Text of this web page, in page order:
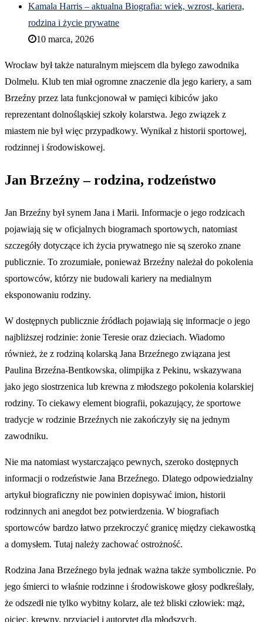
Kamala Harris – aktualna Biografia: wiek, wzrost, kariera,
rodzina i życie prywatne
10 marca, 2026
Wrocław był także naturalnym miejscem dla byłego zawodnika
Dolmelu. Klub ten miał ogromne znaczenie dla jego kariery, a sam
Brzeźny przez lata funkcjonował w pamięci kibiców jako
reprezentant dolnośląskiej szkoły kolarstwa. Jego związek z
miastem nie był więc przypadkowy. Wynikał z historii sportowej,
rodzinnej i środowiskowej.
Jan Brzeźny – rodzina, rodzeństwo
Jan Brzeźny był synem Jana i Marii. Informacje o jego rodzicach
pojawiają się w oficjalnych biogramach sportowych, natomiast
szczegóły dotyczące ich życia prywatnego nie są szeroko znane
publicznie. To zrozumiałe, ponieważ Brzeźny należał do pokolenia
sportowców, którzy nie budowali kariery na medialnym
eksponowaniu rodziny.
W dostępnych publicznie źródłach pojawiają się informacje o jego
najbliższej rodzinie: żonie Teresie oraz dzieciach. Wiadomo
również, że z rodziną kolarską Jana Brzeźnego związana jest
Paulina Brzeźna-Bentkowska, olimpijka z Pekinu, wskazywana
jako jego siostrzenica lub krewna z młodszego pokolenia kolarskiej
rodziny. To ciekawy element biografii, pokazujący, że sportowe
tradycje w rodzinie Brzeźnych nie zakończyły się na jednym
zawodniku.
Nie ma natomiast wystarczająco pewnych, szeroko dostępnych
informacji o rodzeństwie Jana Brzeźnego. Dlatego odpowiedzialny
artykuł biograficzny nie powinien dopisywać imion, historii
rodzinnych ani anegdot bez potwierdzenia. W biografiach
sportowców bardzo łatwo przekroczyć granicę między ciekawostką
a domysłem. Tutaj należy zachować ostrożność.
Rodzina Jana Brzeźnego była jednak ważna także symbolicznie. Po
jego śmierci to właśnie rodzinne i środowiskowe głosy podkreślały,
że odszedł nie tylko wybitny kolarz, ale też bliski człowiek: mąż,
ojciec, krewny, przyjaciel i autorytet dla młodszych.